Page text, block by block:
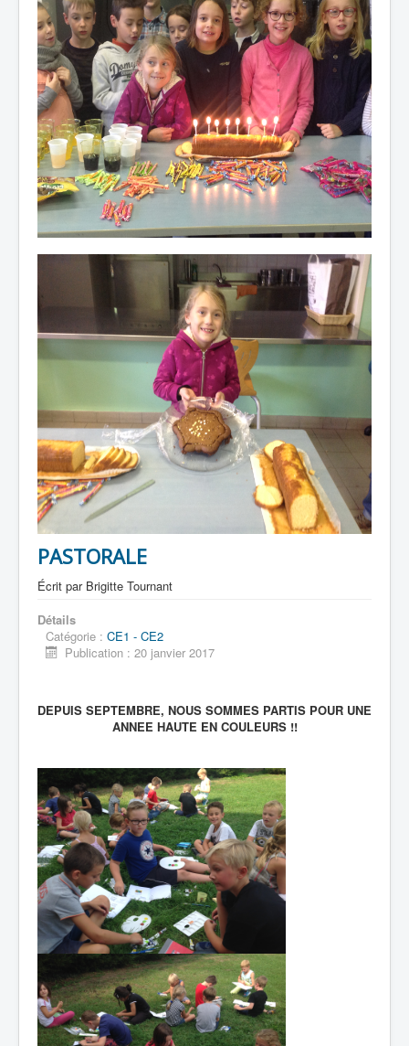
PASTORALE
Écrit par Brigitte Tournant
Détails
Catégorie : CE1 - CE2
Publication : 20 janvier 2017
DEPUIS SEPTEMBRE, NOUS SOMMES PARTIS POUR UNE
ANNEE HAUTE EN COULEURS !!